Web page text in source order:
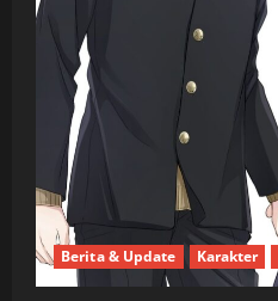
Berita & Update Karakter